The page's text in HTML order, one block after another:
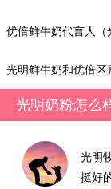
优倍鲜牛奶代言人（
光明鲜牛奶和优倍区
光明奶粉怎么
光明
挺好